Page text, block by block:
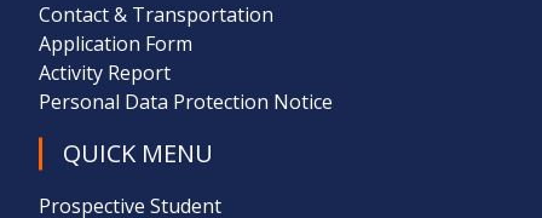
Contact & Transportation
Application Form
Activity Report
Personal Data Protection Notice
QUICK MENU
Prospective Student